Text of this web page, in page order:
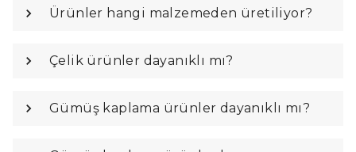
Ürünler hangi malzemeden üretiliyor?
Çelik ürünler dayanıklı mı?
Gümüş kaplama ürünler dayanıklı mı?